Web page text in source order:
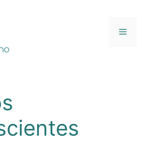
Menú